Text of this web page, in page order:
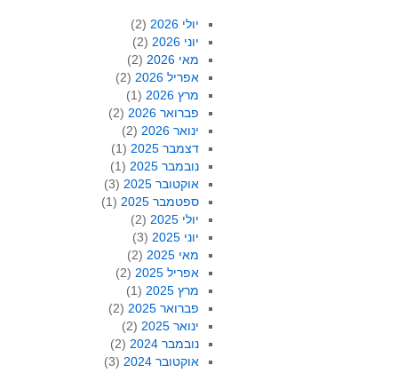
יולי 2026
(2)
יוני 2026
(2)
מאי 2026
(2)
אפריל 2026
(2)
מרץ 2026
(1)
פברואר 2026
(2)
ינואר 2026
(2)
דצמבר 2025
(1)
נובמבר 2025
(1)
אוקטובר 2025
(3)
ספטמבר 2025
(1)
יולי 2025
(2)
יוני 2025
(3)
מאי 2025
(2)
אפריל 2025
(2)
מרץ 2025
(1)
פברואר 2025
(2)
ינואר 2025
(2)
נובמבר 2024
(2)
אוקטובר 2024
(3)